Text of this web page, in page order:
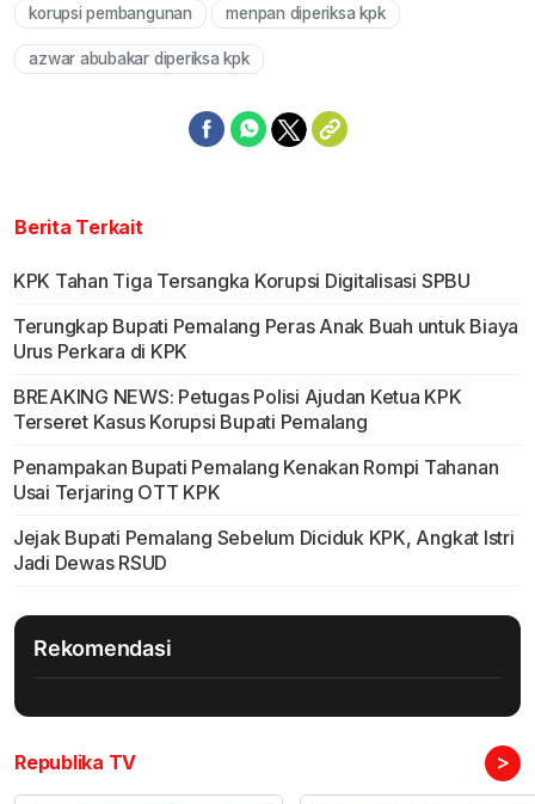
korupsi pembangunan menpan diperiksa kpk
azwar abubakar diperiksa kpk
Berita Terkait
KPK Tahan Tiga Tersangka Korupsi Digitalisasi SPBU
Terungkap Bupati Pemalang Peras Anak Buah untuk Biaya
Urus Perkara di KPK
BREAKING NEWS: Petugas Polisi Ajudan Ketua KPK
Terseret Kasus Korupsi Bupati Pemalang
Penampakan Bupati Pemalang Kenakan Rompi Tahanan
Usai Terjaring OTT KPK
Jejak Bupati Pemalang Sebelum Diciduk KPK, Angkat Istri
Jadi Dewas RSUD
Rekomendasi
Republika TV >